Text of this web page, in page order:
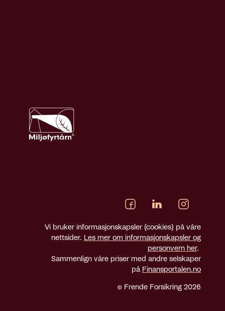
Vi bruker informasjonskapsler (cookies) på våre
nettsider. Les mer om informasjonskapsler og
personvern her.
Sammenlign våre priser med andre selskaper
på Finansportalen.no
© Frende Forsikring 2026